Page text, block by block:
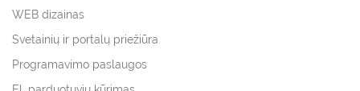
WEB dizainas
Svetainių ir portalų priežiūra
Programavimo paslaugos